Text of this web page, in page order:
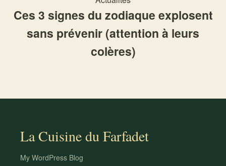
Ces 3 signes du zodiaque explosent
sans prévenir (attention à leurs
colères)
La Cuisine du Farfadet
My WordPress Blog